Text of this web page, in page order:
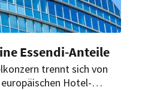
Essendi-Anteile
trennt sich von
Hotel-